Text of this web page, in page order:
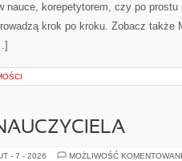
nauce, korepetytorem, czy po
krok po kroku. Zobacz także
- 7 - 2026 MOŻLIWOŚĆ